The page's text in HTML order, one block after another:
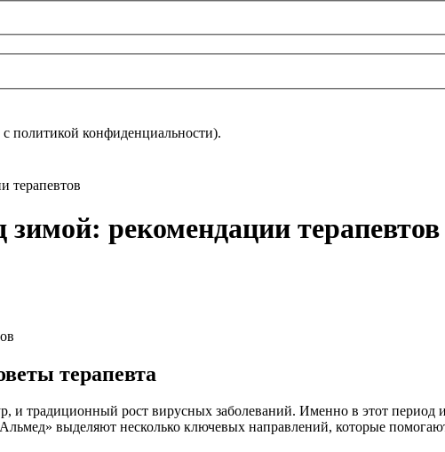
политикой конфиденциальности).
терапевтов
рекомендации терапевтов
терапевта
и традиционный рост вирусных заболеваний. Именно в этот период
выделяют несколько ключевых направлений, которые